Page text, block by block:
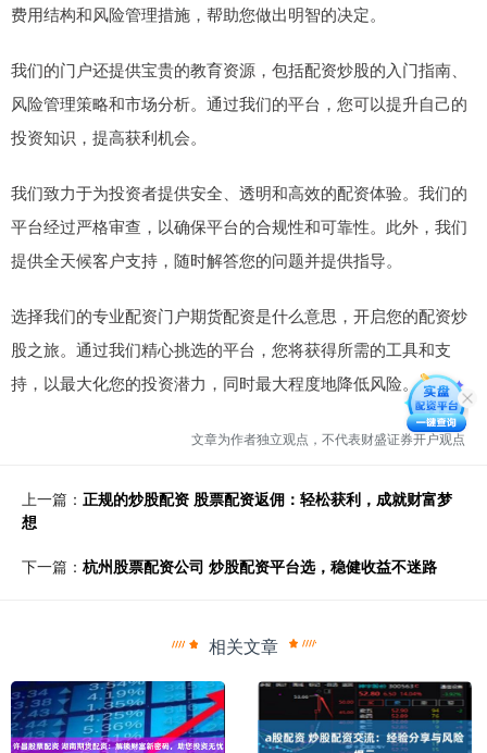
费用结构和风险管理措施，帮助您做出明智的决定。
我们的门户还提供宝贵的教育资源，包括配资炒股的入门指南、
风险管理策略和市场分析。通过我们的平台，您可以提升自己的
投资知识，提高获利机会。
我们致力于为投资者提供安全、透明和高效的配资体验。我们的
平台经过严格审查，以确保平台的合规性和可靠性。此外，我们
提供全天候客户支持，随时解答您的问题并提供指导。
选择我们的专业配资门户期货配资是什么意思，开启您的配资炒
股之旅。通过我们精心挑选的平台，您将获得所需的工具和支
持，以最大化您的投资潜力，同时最大程度地降低风险。
文章为作者独立观点，不代表财盛证券开户观点
上一篇： 正规的炒股配资 股票配资返佣：轻松获利，成就财富梦
想
下一篇： 杭州股票配资公司 炒股配资平台选，稳健收益不迷路
相关文章